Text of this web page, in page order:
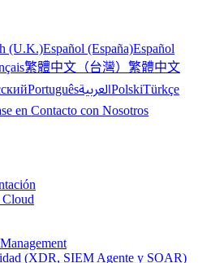
(U.K.)Español (España)Español
繁體中文（台灣） 繁體中文
PortuguêsالعربيةPolskiTürkçe
en Contacto con Nosotros
Cloud
(XDR, SIEM Agente y SOAR)